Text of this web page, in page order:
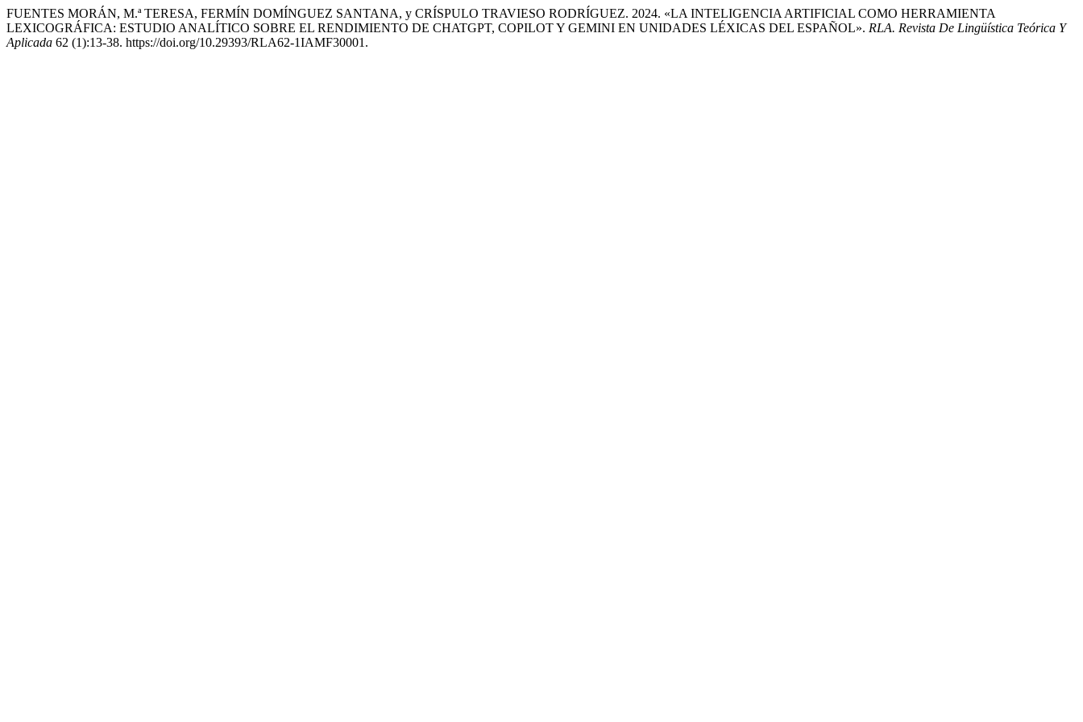
FUENTES MORÁN, M.ª TERESA, FERMÍN DOMÍNGUEZ SANTANA, y CRÍSPULO TRAVIESO RODRÍGUEZ. 2024. «LA INTELIGENCIA ARTIFICIAL COMO HERRAMIENTA
LEXICOGRÁFICA: ESTUDIO ANALÍTICO SOBRE EL RENDIMIENTO DE CHATGPT, COPILOT Y GEMINI EN UNIDADES LÉXICAS DEL ESPAÑOL». RLA. Revista De Lingüística Teórica Y
Aplicada 62 (1):13-38. https://doi.org/10.29393/RLA62-1IAMF30001.